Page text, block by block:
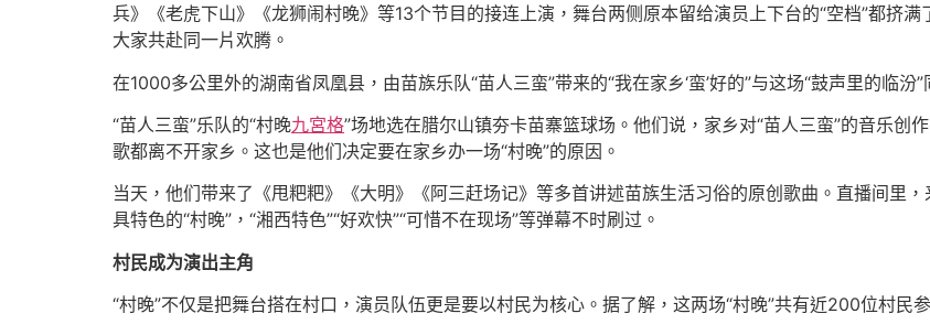
兵》《老虎下山》《龙狮闹村晚》等13个节目的接连上演，舞台两侧原本留给演员上下台的“空档”都挤满
大家共赴同一片欢腾。
在1000多公里外的湖南省凤凰县，由苗族乐队“苗人三蛮”带来的“我在家乡‘蛮’好的”与这场“鼓声里的临汾”
“苗人三蛮”乐队的“村晚九宮格”场地选在腊尔山镇夯卡苗寨篮球场。他们说，家乡对“苗人三蛮”的音乐
歌都离不开家乡。这也是他们决定要在家乡办一场“村晚”的原因。
当天，他们带来了《甩粑粑》《大明》《阿三赶场记》等多首讲述苗族生活习俗的原创歌曲。直播间里
具特色的“村晚”，“湘西特色”“好欢快”“可惜不在现场”等弹幕不时刷过。
村民成为演出主角
“村晚”不仅是把舞台搭在村口，演员队伍更是要以村民为核心。据了解，这两场“村晚”共有近200位村民